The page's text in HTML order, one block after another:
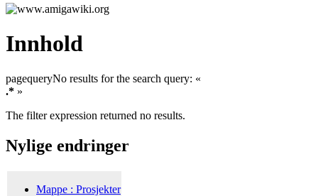
Innhold
pagequeryNo results for the search query: «
.* »
The filter expression returned no results.
Nylige endringer
Mappe : Prosjekter